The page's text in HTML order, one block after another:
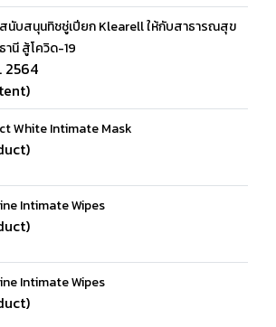
นับสนุนทิชชู่เปียก Klearell ให้กับสาธารณสุข
านี สู้โควิด-19
2564
White Intimate Mask
Intimate Wipes
Intimate Wipes